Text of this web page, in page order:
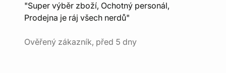
"Super výběr zboží, Ochotný personál,
Prodejna je ráj všech nerdů"
Ověřený zákazník, před 5 dny